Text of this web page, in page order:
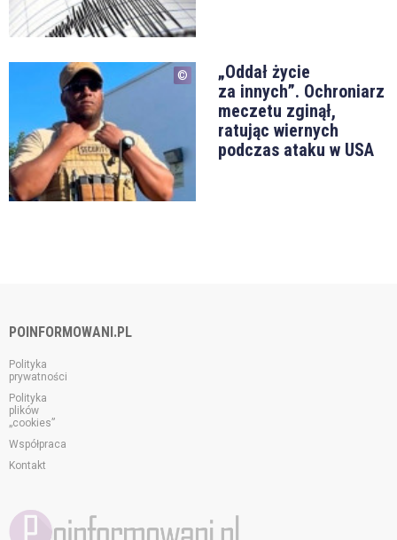
„Oddał życie
za innych”. Ochroniarz
meczetu zginął,
ratując wiernych
podczas ataku w USA
POINFORMOWANI.PL
Polityka
prywatności
Polityka
plików
„cookies”
Współpraca
Kontakt